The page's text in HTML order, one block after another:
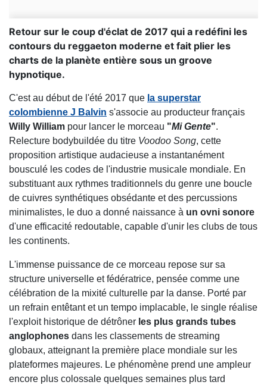
Retour sur le coup d'éclat de 2017 qui a redéfini les
contours du reggaeton moderne et fait plier les
charts de la planète entière sous un groove
hypnotique.
C'est au début de l'été 2017 que la superstar
colombienne J Balvin s'associe au producteur français
Willy William pour lancer le morceau "Mi Gente".
Relecture bodybuildée du titre Voodoo Song, cette
proposition artistique audacieuse a instantanément
bousculé les codes de l'industrie musicale mondiale. En
substituant aux rythmes traditionnels du genre une boucle
de cuivres synthétiques obsédante et des percussions
minimalistes, le duo a donné naissance à un ovni sonore
d'une efficacité redoutable, capable d'unir les clubs de tous
les continents.
L'immense puissance de ce morceau repose sur sa
structure universelle et fédératrice, pensée comme une
célébration de la mixité culturelle par la danse. Porté par
un refrain entêtant et un tempo implacable, le single réalise
l'exploit historique de détrôner les plus grands tubes
anglophones dans les classements de streaming
globaux, atteignant la première place mondiale sur les
plateformes majeures. Le phénomène prend une ampleur
encore plus colossale quelques semaines plus tard